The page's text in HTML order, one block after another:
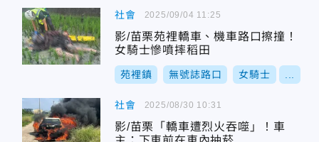
社會
影/苗栗苑裡轎車、機車路口擦撞！
女騎士慘噴摔稻田
苑裡鎮 無號誌路口 女騎士
2025/09/04 11:25
社會
影/苗栗「轎車遭烈火吞噬」！車
2025/08/30 10:31